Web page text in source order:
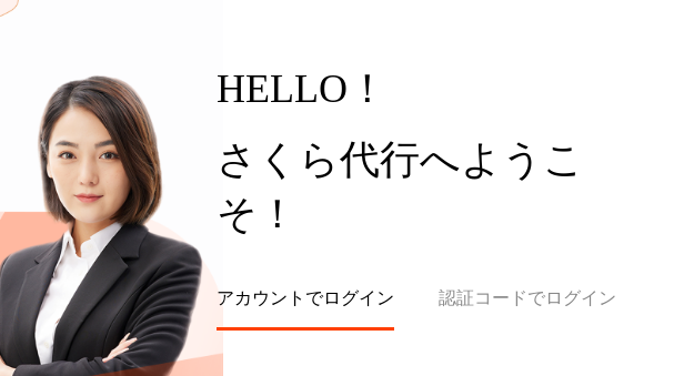
HELLO！
さくら代行へようこ
そ！
アカウントでログイン 認証コードでログイン